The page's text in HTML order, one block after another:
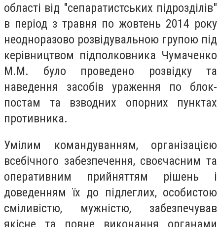
області від "сепаратистських підрозділів"
в період з травня по жовтень 2014 року
неодноразово розвідувальною групою під
керівництвом підполковника Чумаченко
М.М. було проведено розвідку та
наведення засобів ураження по блок-
постам та взводних опорних пунктах
противника.
Умілим командуванням, організацією
всебічного забезпечення, своєчасним та
оперативним прийняттям рішень і
доведенням їх до підлеглих, особистою
сміливістю, мужністю, забезпечував
якісне та повне виконання органами